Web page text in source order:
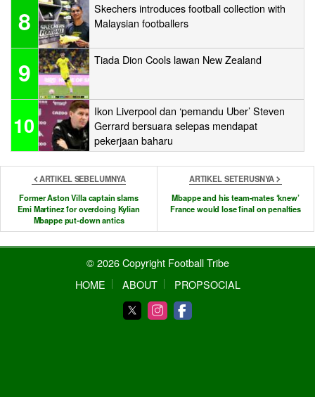
8
Skechers introduces football collection with
Malaysian footballers
9 Tiada Dion Cools lawan New Zealand
10
Ikon Liverpool dan ‘pemandu Uber’ Steven
Gerrard bersuara selepas mendapat
pekerjaan baharu
ARTIKEL SEBELUMNYA
Former Aston Villa captain slams
Emi Martinez for overdoing Kylian
Mbappe put-down antics
ARTIKEL SETERUSNYA
Mbappe and his team-mates ‘knew’
France would lose final on penalties
© 2026 Copyright Football Tribe
HOME
ABOUT PROPSOCIAL